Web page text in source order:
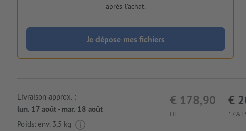
après l'achat.
Je dépose mes fichiers
HT
€ 178,90
17%
€
Livraison approx. :
lun. 17 août - mar. 18 août
Poids: env. 3,5 kg